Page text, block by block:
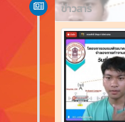
ข่าวสาร